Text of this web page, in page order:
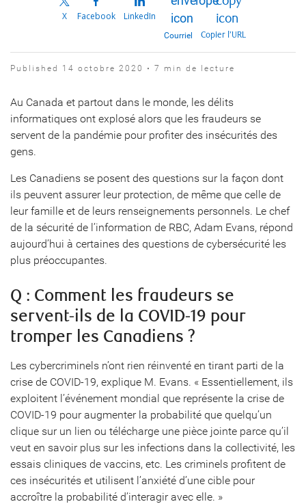
X Facebook LinkedIn
Courriel Copier l’URL
Published 14 octobre 2020 • 7 min de lecture
Au Canada et partout dans le monde, les délits
informatiques ont explosé alors que les fraudeurs se
servent de la pandémie pour profiter des insécurités des
gens.
Les Canadiens se posent des questions sur la façon dont
ils peuvent assurer leur protection, de même que celle de
leur famille et de leurs renseignements personnels. Le chef
de la sécurité de l’information de RBC, Adam Evans, répond
aujourd’hui à certaines des questions de cybersécurité les
plus préoccupantes.
Q : Comment les fraudeurs se
servent-ils de la COVID-19 pour
tromper les Canadiens ?
Les cybercriminels n’ont rien réinventé en tirant parti de la
crise de COVID-19, explique M. Evans. « Essentiellement, ils
exploitent l’événement mondial que représente la crise de
COVID-19 pour augmenter la probabilité que quelqu’un
clique sur un lien ou télécharge une pièce jointe parce qu’il
veut en savoir plus sur les infections dans la collectivité, les
essais cliniques de vaccins, etc. Les criminels profitent de
ces insécurités et utilisent l’anxiété d’une cible pour
accroître la probabilité d’interagir avec elle. »